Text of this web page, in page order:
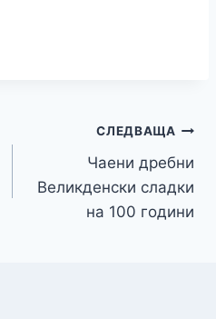
СЛЕДВАЩА
Чаени дребни
Великденски сладки
на 100 години